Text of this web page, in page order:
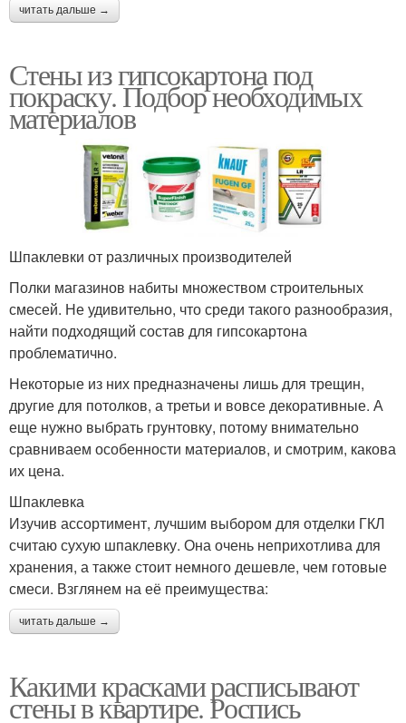
читать дальше →
Стены из гипсокартона под
покраску. Подбор необходимых
материалов
Шпаклевки от различных производителей
Полки магазинов набиты множеством строительных
смесей. Не удивительно, что среди такого разнообразия,
найти подходящий состав для гипсокартона
проблематично.
Некоторые из них предназначены лишь для трещин,
другие для потолков, а третьи и вовсе декоративные. А
еще нужно выбрать грунтовку, потому внимательно
сравниваем особенности материалов, и смотрим, какова
их цена.
Шпаклевка
Изучив ассортимент, лучшим выбором для отделки ГКЛ
считаю сухую шпаклевку. Она очень неприхотлива для
хранения, а также стоит немного дешевле, чем готовые
смеси. Взглянем на её преимущества:
читать дальше →
Какими красками расписывают
стены в квартире. Роспись